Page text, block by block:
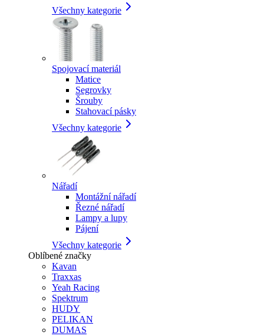
Všechny kategorie
Spojovací materiál
Matice
Segrovky
Šrouby
Stahovací pásky
Všechny kategorie
Nářadí
Montážní nářadí
Řezné nářadí
Lampy a lupy
Pájení
Všechny kategorie
Oblíbené značky
Kavan
Traxxas
Yeah Racing
Spektrum
HUDY
PELIKAN
DUMAS